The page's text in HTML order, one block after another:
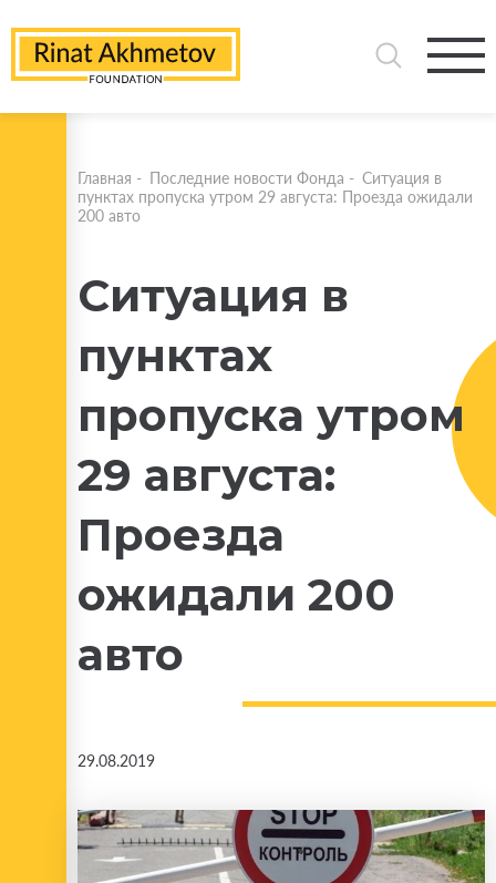
Главная - Последние новости Фонда - Ситуация в
пунктах пропуска утром 29 августа: Проезда ожидали
200 авто
Ситуация в
пунктах
пропуска утром
29 августа:
Проезда
ожидали 200
авто
29.08.2019